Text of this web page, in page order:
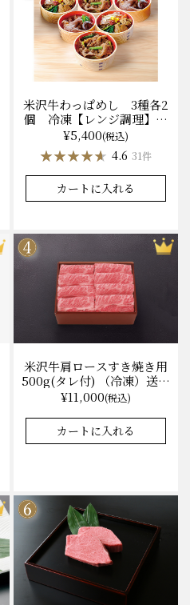
米沢牛わっぱめし 3種各2
個 冷凍【レンジ調理】化
粧箱入
¥5,400(税込)
★★★★★
★★★★★ 4.6 31件
カートに入れる
米沢牛肩ロースすき焼き用
500g(タレ付) （冷凍）送料
無料 化粧箱入
¥11,000(税込)
★★★★★
★★★★★ 4.9 37件